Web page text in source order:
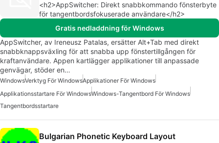
<h2>AppSwitcher: Direkt snabbkommando fönsterbyte
för tangentbordsfokuserade användare</h2>
Gratis nedladdning för Windows
AppSwitcher, av Ireneusz Patalas, ersätter Alt+Tab med direkt
snabbknappsväxling för att snabba upp fönstertillgången för
kraftanvändare. Appen kartlägger applikationer till anpassade
genvägar, stöder en…
WindowsVerktyg För WindowsApplikationer För Windows
Applikationsstartare För WindowsWindows-Tangentbord För Windows
Tangentbordsstartare
Bulgarian Phonetic Keyboard Layout